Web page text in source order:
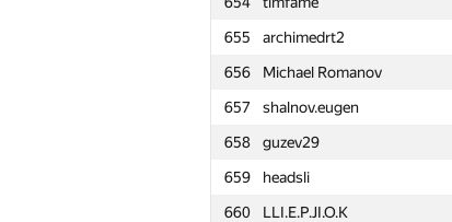
655
archimedrt2
656
Michael Romanov
657
shalnov.eugen
658
guzev29
659
headsli
660
LLI.E.P.JI.O.K